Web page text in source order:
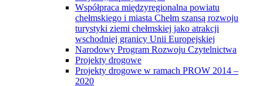
Współpraca międzyregionalna powiatu
chełmskiego i miasta Chełm szansą rozwoju
turystyki ziemi chełmskiej jako atrakcji
wschodniej granicy Unii Europejskiej
Narodowy Program Rozwoju Czytelnictwa
Projekty drogowe
Projekty drogowe w ramach PROW 2014 –
2020